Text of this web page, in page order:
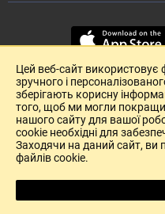
Розміщення реклами
Цей веб-сайт використовує
зручного і
зберігають корисну
того, щоб ми могли
нашого сайту для вашої
cookie необхідні для
Заходячи на даний сайт, ви
файлів cookie.